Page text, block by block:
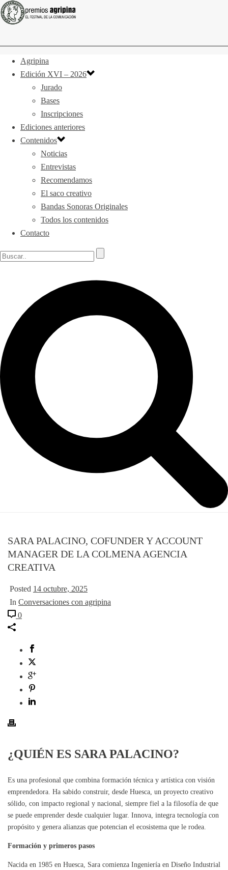
Agripina
Edición XVI – 2026
Jurado
Bases
Inscripciones
Ediciones anteriores
Contenidos
Noticias
Entrevistas
Recomendamos
El saco creativo
Bandas Sonoras Originales
Todos los contenidos
Contacto
SARA PALACINO, COFUNDER Y ACCOUNT
MANAGER DE LA COLMENA AGENCIA
CREATIVA
Posted 14 octubre, 2025
In Conversaciones con agripina
0
¿QUIÉN ES SARA PALACINO?
Es una profesional que combina formación técnica y artística con visión
emprendedora. Ha sabido construir, desde Huesca, un proyecto creativo
sólido, con impacto regional y nacional, siempre fiel a la filosofía de que
se puede emprender desde cualquier lugar. Innova, integra tecnología con
propósito y genera alianzas que potencian el ecosistema que le rodea.
Formación y primeros pasos
Nacida en 1985 en Huesca, Sara comienza Ingeniería en Diseño Industrial